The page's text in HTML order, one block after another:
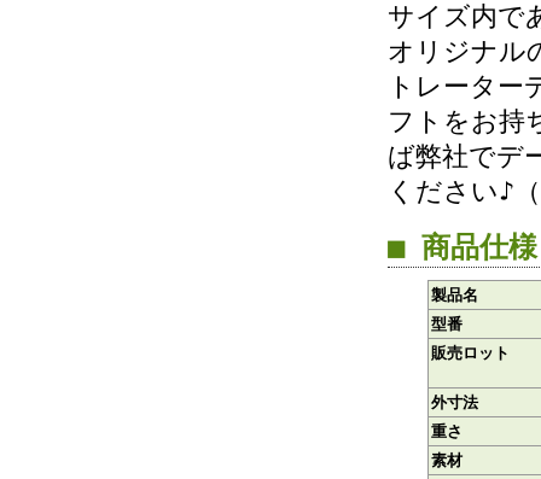
サイズ内で
オリジナル
トレーター
フトをお持
ば弊社でデ
ください♪
■ 商品仕様
製品名
型番
販売ロット
外寸法
重さ
素材